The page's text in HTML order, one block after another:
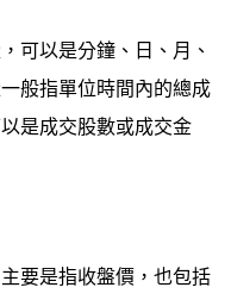
可以是分鐘、日、月、
般指單位時間內的總成
是成交股數或成交金
要是指收盤價，也包括